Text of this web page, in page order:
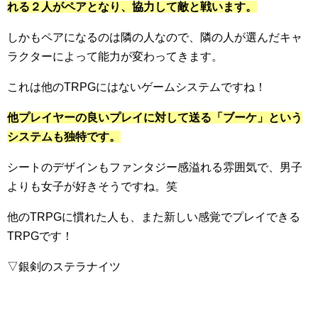
れる２人がペアとなり、協力して敵と戦います。
しかもペアになるのは隣の人なので、隣の人が選んだキャ
ラクターによって能力が変わってきます。
これは他のTRPGにはないゲームシステムですね！
他プレイヤーの良いプレイに対して送る「ブーケ」という
システムも独特です。
シートのデザインもファンタジー感溢れる雰囲気で、男子
よりも女子が好きそうですね。笑
他のTRPGに慣れた人も、また新しい感覚でプレイできる
TRPGです！
▽銀剣のステラナイツ